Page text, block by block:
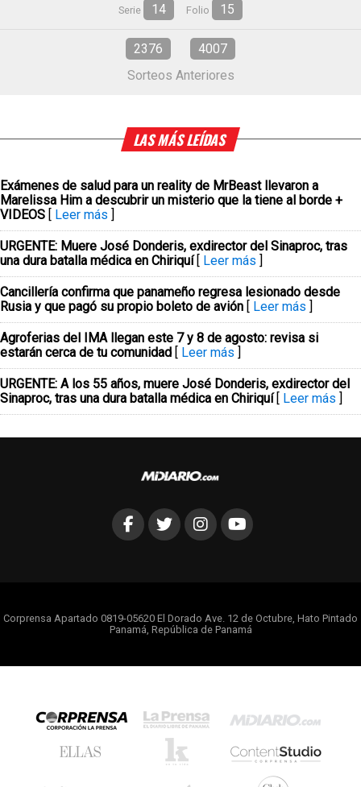
Serie 14 Folio 15
2376
4007
Sorteos Anteriores
LAS MÁS LEÍDAS
Exámenes de salud para un reality de MrBeast llevaron a
Marelissa Him a descubrir un misterio que la tiene al borde +
VIDEOS [ Leer más ]
URGENTE: Muere José Donderis, exdirector del Sinaproc, tras
una dura batalla médica en Chiriquí [ Leer más ]
Cancillería confirma que panameño regresa lesionado desde
Rusia y que pagó su propio boleto de avión [ Leer más ]
Agroferias del IMA llegan este 7 y 8 de agosto: revisa si
estarán cerca de tu comunidad [ Leer más ]
URGENTE: A los 55 años, muere José Donderis, exdirector del
Sinaproc, tras una dura batalla médica en Chiriquí [ Leer más ]
Corprensa Apartado 0819-05620 El Dorado Ave. 12 de Octubre, Hato Pintado
Panamá, República de Panamá